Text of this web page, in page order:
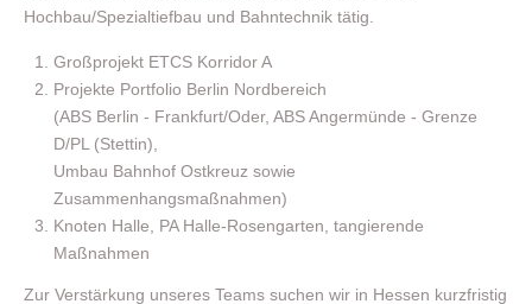
Hochbau/Spezialtiefbau und Bahntechnik tätig.
Großprojekt ETCS Korridor A
Projekte Portfolio Berlin Nordbereich
(ABS Berlin - Frankfurt/Oder, ABS Angermünde - Grenze
D/PL (Stettin),
Umbau Bahnhof Ostkreuz sowie
Zusammenhangsmaßnahmen)
Knoten Halle, PA Halle-Rosengarten, tangierende
Maßnahmen
Zur Verstärkung unseres Teams suchen wir in Hessen kurzfristig